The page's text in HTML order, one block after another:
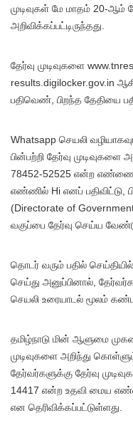
முடிவுகள் மே மாதம் 20-ஆம்
அறிவிக்கப்பட்டிருந்தது.
தேர்வு முடிவுகளை
பதிவெண், பிறந்த தேதியை
Whatsapp செயலி
பின்பற்றி தேர்வு
78452-52525 என்ற எண்ணை
எண்ணில் Hi எனப் பதிவிட்டு,
(Directorate of
வகுப்பை தேர்வு செய்ய
தொடர் வரும் பதில்
செய்து அனுப்பினால்,
செயலி உரையாடல் மூலம்
தமிழ்நாடு மின் ஆளுமை
முடிவுகளை அறிந்து
தேர்வர்களுக்கு தேர்வு
14417 என்ற உதவி மைய
என தெரிவிக்கப்பட்டுள்ளது.